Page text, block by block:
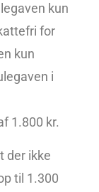
kun
for
kun
i
1.800 kr.
der ikke
til 1.300